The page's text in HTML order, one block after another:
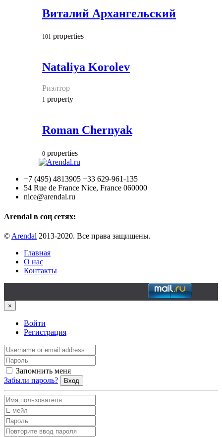
Виталий Архангельский
101 properties
Nataliya Korolev
Риэлтор
1 property
Roman Chernyak
0 properties
+7 (495) 4813905 +33 629-961-135
54 Rue de France Nice, France 060000
nice@arendal.ru
Arendal в соц сетях:
© Arendal 2013-2020. Все права защищены.
Главная
О нас
Контакты
×
Войти
Регистрация
Запомнить меня
Забыли пароль?
Вход